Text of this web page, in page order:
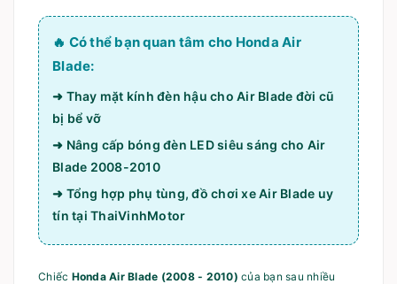
🔥 Có thể bạn quan tâm cho Honda Air
Blade:
➜ Thay mặt kính đèn hậu cho Air Blade đời cũ
bị bể vỡ
➜ Nâng cấp bóng đèn LED siêu sáng cho Air
Blade 2008-2010
➜ Tổng hợp phụ tùng, đồ chơi xe Air Blade uy
tín tại ThaiVinhMotor
Chiếc Honda Air Blade (2008 - 2010) của bạn sau nhiều